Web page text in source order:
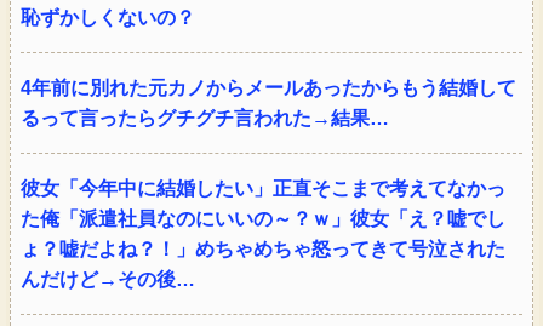
恥ずかしくないの？
4年前に別れた元カノからメールあったからもう結婚して
るって言ったらグチグチ言われた→結果…
彼女「今年中に結婚したい」正直そこまで考えてなかっ
た俺「派遣社員なのにいいの～？ｗ」彼女「え？嘘でし
ょ？嘘だよね？！」めちゃめちゃ怒ってきて号泣された
んだけど→その後…